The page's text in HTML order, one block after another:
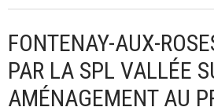
FONTENAY-AUX-
PAR LA SPL VALLÉE
AMÉNAGEMENT AU